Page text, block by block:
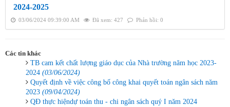
2024-2025
03/06/2024 09:39:00 AM Đã xem: 427 Phản hồi: 0
Các tin khác
TB cam kết chất lượng giáo dục của Nhà trường năm học 2023-
2024 (03/06/2024)
Quyết định về việc công bố công khai quyết toán ngân sách năm
2023 (09/04/2024)
QĐ thực hiệndự toán thu - chi ngân sách quý I năm 2024